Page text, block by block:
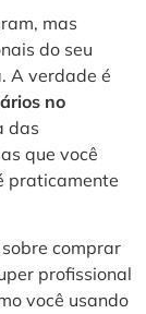
mas
do seu
A verdade é
no
das
que você
praticamente
comprar
profissional
você usando